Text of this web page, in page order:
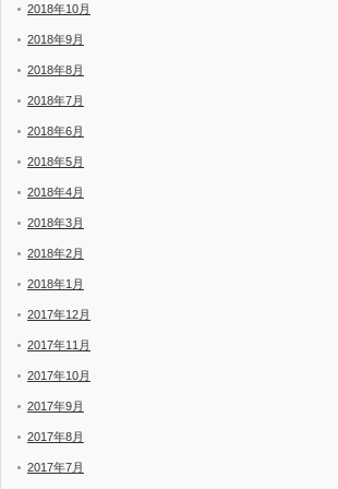
2018年10月
2018年9月
2018年8月
2018年7月
2018年6月
2018年5月
2018年4月
2018年3月
2018年2月
2018年1月
2017年12月
2017年11月
2017年10月
2017年9月
2017年8月
2017年7月